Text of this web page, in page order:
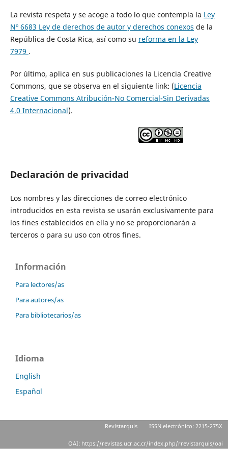
La revista respeta y se acoge a todo lo que contempla la Ley
Nº 6683 Ley de derechos de autor y derechos conexos de la
República de Costa Rica, así como su reforma en la Ley
7979 .
Por último, aplica en sus publicaciones la Licencia Creative
Commons, que se observa en el siguiente link: (Licencia
Creative Commons Atribución-No Comercial-Sin Derivadas
4.0 Internacional).
Declaración de privacidad
Los nombres y las direcciones de correo electrónico
introducidos en esta revista se usarán exclusivamente para
los fines establecidos en ella y no se proporcionarán a
terceros o para su uso con otros fines.
Información
Para lectores/as
Para autores/as
Para bibliotecarios/as
Idioma
English
Español
Revistarquis ISSN electrónico: 2215-275X
OAI: https://revistas.ucr.ac.cr/index.php/rrevistarquis/oai